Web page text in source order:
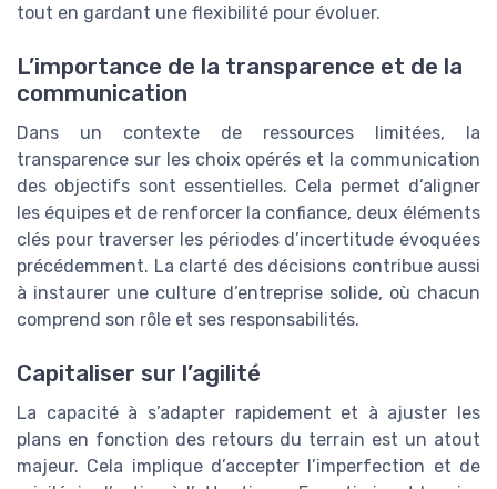
tout en gardant une flexibilité pour évoluer.
L’importance de la transparence et de la
communication
Dans un contexte de ressources limitées, la
transparence sur les choix opérés et la communication
des objectifs sont essentielles. Cela permet d’aligner
les équipes et de renforcer la confiance, deux éléments
clés pour traverser les périodes d’incertitude évoquées
précédemment. La clarté des décisions contribue aussi
à instaurer une culture d’entreprise solide, où chacun
comprend son rôle et ses responsabilités.
Capitaliser sur l’agilité
La capacité à s’adapter rapidement et à ajuster les
plans en fonction des retours du terrain est un atout
majeur. Cela implique d’accepter l’imperfection et de